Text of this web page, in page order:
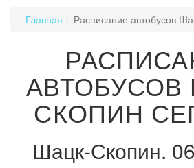
Главная Расписание автобусов
АВТОБУСОВ
СКОПИН
Шацк-Скопин.